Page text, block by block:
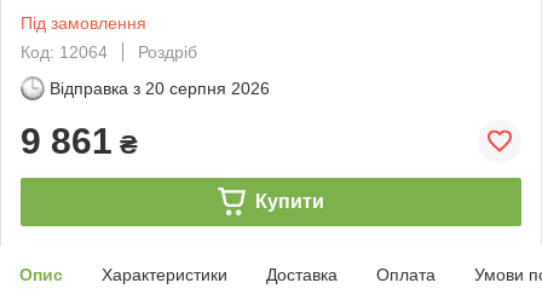
Під замовлення
Код: 12064
Роздріб
Відправка з 20 серпня 2026
9 861 ₴
Купити
Опис Характеристики Доставка Оплата Умови